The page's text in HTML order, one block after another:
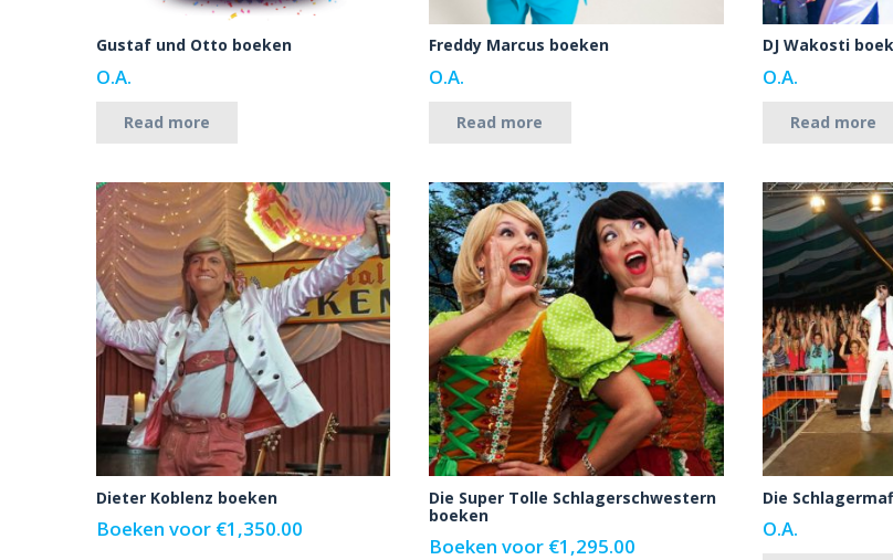
Gustaf und Otto boeken
O.A.
Read more
Freddy Marcus boeken
O.A.
Read more
DJ Wakosti
O.A.
Read more
Dieter Koblenz boeken
Boeken voor €1,350.00
Die Super Tolle Schlagerschwestern
boeken
Boeken voor €1,295.00
Die
O.A.